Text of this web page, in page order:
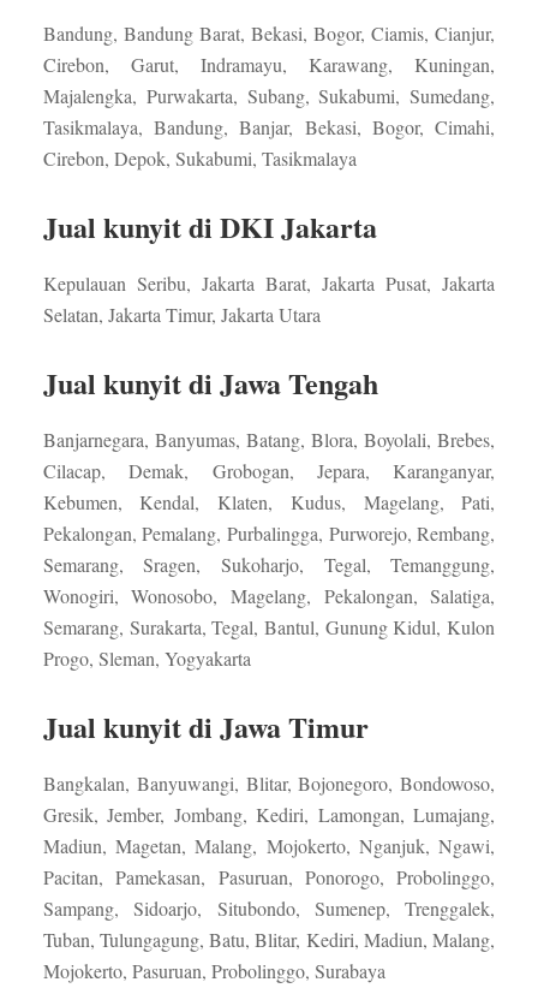
Bandung, Bandung Barat, Bekasi, Bogor, Ciamis, Cianjur,
Cirebon, Garut, Indramayu, Karawang, Kuningan,
Majalengka, Purwakarta, Subang, Sukabumi, Sumedang,
Tasikmalaya, Bandung, Banjar, Bekasi, Bogor, Cimahi,
Cirebon, Depok, Sukabumi, Tasikmalaya
Jual kunyit di DKI Jakarta
Kepulauan Seribu, Jakarta Barat, Jakarta Pusat, Jakarta
Selatan, Jakarta Timur, Jakarta Utara
Jual kunyit di Jawa Tengah
Banjarnegara, Banyumas, Batang, Blora, Boyolali, Brebes,
Cilacap, Demak, Grobogan, Jepara, Karanganyar,
Kebumen, Kendal, Klaten, Kudus, Magelang, Pati,
Pekalongan, Pemalang, Purbalingga, Purworejo, Rembang,
Semarang, Sragen, Sukoharjo, Tegal, Temanggung,
Wonogiri, Wonosobo, Magelang, Pekalongan, Salatiga,
Semarang, Surakarta, Tegal, Bantul, Gunung Kidul, Kulon
Progo, Sleman, Yogyakarta
Jual kunyit di Jawa Timur
Bangkalan, Banyuwangi, Blitar, Bojonegoro, Bondowoso,
Gresik, Jember, Jombang, Kediri, Lamongan, Lumajang,
Madiun, Magetan, Malang, Mojokerto, Nganjuk, Ngawi,
Pacitan, Pamekasan, Pasuruan, Ponorogo, Probolinggo,
Sampang, Sidoarjo, Situbondo, Sumenep, Trenggalek,
Tuban, Tulungagung, Batu, Blitar, Kediri, Madiun, Malang,
Mojokerto, Pasuruan, Probolinggo, Surabaya